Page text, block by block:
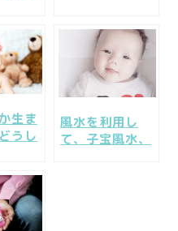
生ま
うし
風水を利用し
て、子宝風水、